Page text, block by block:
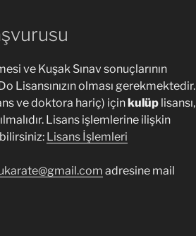
ve Kuşak Sınav sonuçlarının
Lisansınızın olması gerekmektedir.
ve doktora hariç) için kulüp lisansı,
Lisans işlemlerine ilişkin
Lisans İşlemleri
adresine mail